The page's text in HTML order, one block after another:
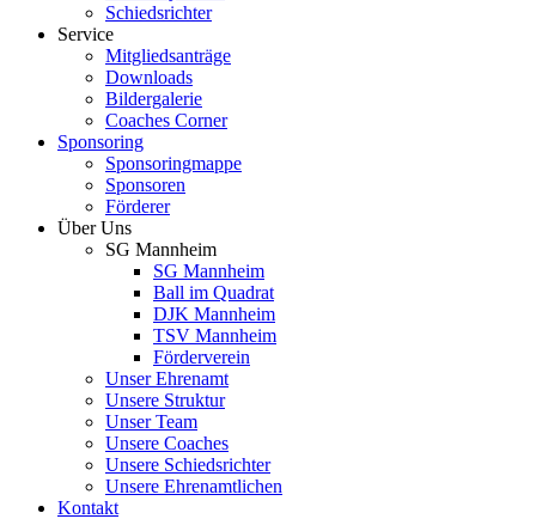
Schiedsrichter
Service
Mitgliedsanträge
Downloads
Bildergalerie
Coaches Corner
Sponsoring
Sponsoringmappe
Sponsoren
Förderer
Über Uns
SG Mannheim
SG Mannheim
Ball im Quadrat
DJK Mannheim
TSV Mannheim
Förderverein
Unser Ehrenamt
Unsere Struktur
Unser Team
Unsere Coaches
Unsere Schiedsrichter
Unsere Ehrenamtlichen
Kontakt